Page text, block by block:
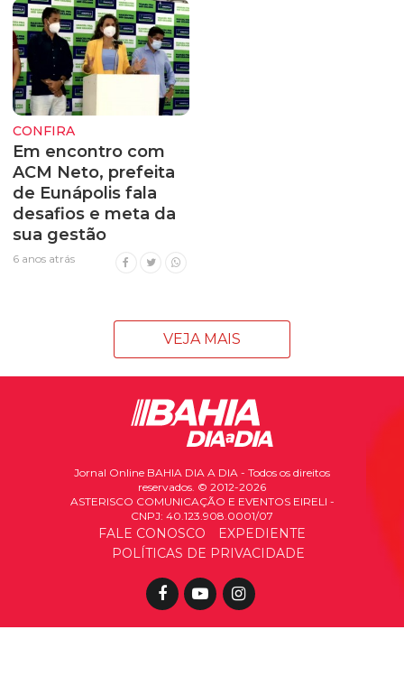
CONFIRA
Em encontro com
ACM Neto, prefeita
de Eunápolis fala
desafios e meta da
sua gestão
6 anos atrás
VEJA MAIS
Jornal Online BAHIA DIA A DIA - Todos os direitos
reservados. © 2012-2026
ASTERISCO COMUNICAÇÃO E EVENTOS EIRELI -
CNPJ: 40.123.908.0001/07
FALE CONOSCO
EXPEDIENTE
POLÍTICAS DE PRIVACIDADE